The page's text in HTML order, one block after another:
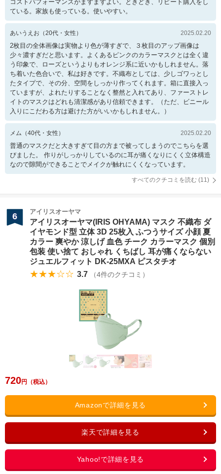
コストパフォーマンスがまずまずよい。ときどき、リピート購入をし
ている。家族も使っている。使いやすい。
あいうえお （20代・ 女性 ） 2025.02.20
2枚目の全体画像は実物より色が薄すぎで、３枚目のアップ画像は
少々濃すぎだと思います。よくあるピンクのカラーマスクとは全く違
う印象で、ローズというよりもオレンジ系に近いかもしれません。落
ち着いた色合いで、私は好きです。不織布としては、少しゴワっとし
たタイプで、その分、空間をしっかり作ってくれます。箱に直接入っ
ていますが、よれたりすることなく整然と入れてあり、ファーストレ
イトのマスクはどれも清潔感があり信頼できます。（ただ、ビニール
入りにこだわる方は避けた方がいいかもしれません。）
メム （40代・ 女性 ） 2025.02.20
普通のマスクだと大きすぎて目の方まで被ってしまうのでこちらを選
びました。 作りがしっかりしているのに耳が痛くなりにくく立体構造
なので隙間ができることでメイクが触れにくくなっています。
すべてのクチコミを読む (11)
6 アイリスオーヤマ
アイリスオーヤマ(IRIS OHYAMA) マスク 不織布 ダ
イヤモンド型 立体 3D 25枚入 ふつうサイズ 小顔 夏
カラー 爽やか 涼しげ 血色 チーク カラーマスク 個別
包装 使い捨て おしゃれ くちばし 耳が痛くならない
ジュエルフィット DK-25MXA ピスタチオ
★★★☆☆ 3.7 （4件のクチコミ）
720